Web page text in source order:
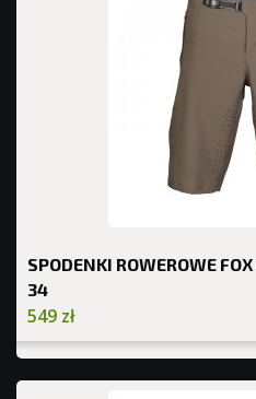
SPODENKI ROWEROWE
34
549 zł